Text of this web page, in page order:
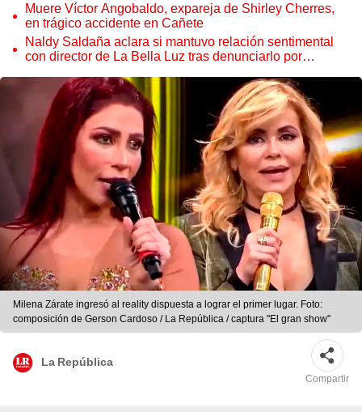
Muere Víctor Angobaldo, expareja de Shirley Cherres,
en trágico accidente en Cañete
Naldy Saldaña aclara si mantuvo relación sentimental
con director de La Bella Luz tras denunciarlo por
Milena Zárate ingresó al reality dispuesta a lograr el primer lugar. Foto:
composición de Gerson Cardoso / La República / captura "El gran show"
La República
Compartir